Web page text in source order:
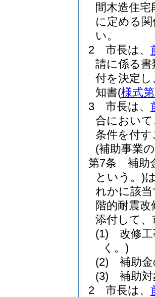
間木造住
に定める
い。
2
市長は、
請に係る
付を決定し
知書(様式
3
市長は、
合におい
条件を付
(補助事業
第7条
補助
という。)
れかに該
階的耐震
添付して
(1)
改修
く。)
(2)
補助
(3)
補助
2
市長は、